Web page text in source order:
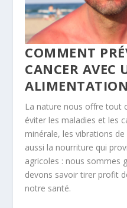
COMMENT
CANCER AVEC
La nature nous offre tout
éviter les maladies et les
minérale, les vibrations
aussi la nourriture qui
agricoles : nous sommes
devons savoir tirer profit
notre santé.